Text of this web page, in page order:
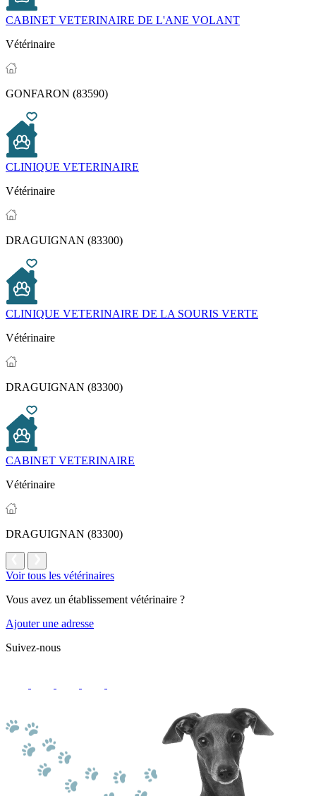
CABINET VETERINAIRE DE L'ANE VOLANT
Vétérinaire
GONFARON (83590)
CLINIQUE VETERINAIRE
Vétérinaire
DRAGUIGNAN (83300)
CLINIQUE VETERINAIRE DE LA SOURIS VERTE
Vétérinaire
DRAGUIGNAN (83300)
CABINET VETERINAIRE
Vétérinaire
DRAGUIGNAN (83300)
Voir tous les vétérinaires
Vous avez un établissement vétérinaire ?
Ajouter une adresse
Suivez-nous